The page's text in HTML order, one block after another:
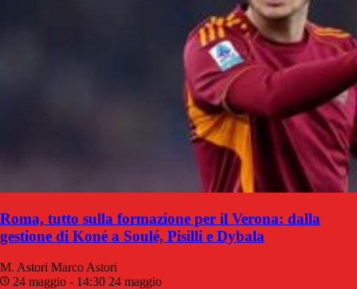
Roma, tutto sulla formazione per il Verona: dalla
gestione di Koné a Soulé, Pisilli e Dybala
M. Astori Marco Astori
24 maggio - 14:30 24 maggio